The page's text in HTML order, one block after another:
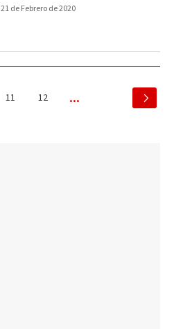
21 de Febrero de 2020
11 12